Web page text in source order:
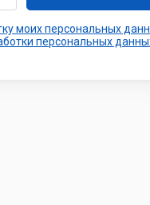
моих персональных
персональных